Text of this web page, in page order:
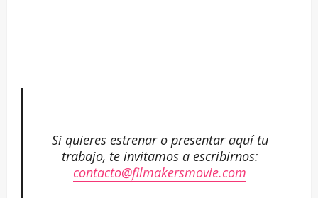
Si quieres estrenar o presentar aquí tu
trabajo, te invitamos a escribirnos:
contacto@filmakersmovie.com